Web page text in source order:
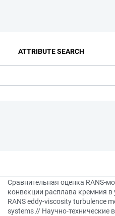
ATTRIBUTE SEARCH
Сравнительная оценка RANS-
конвекции расплава кремния
RANS eddy-viscosity turbulence
systems // Научно-технические